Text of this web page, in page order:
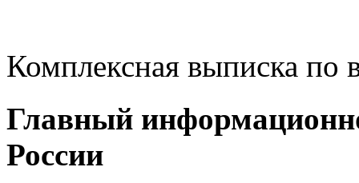
Комплексная выписка
Главный
России